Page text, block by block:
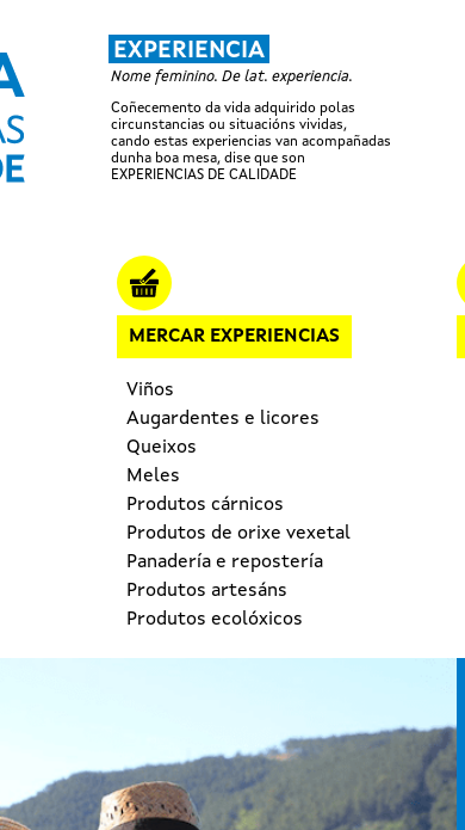
EXPERIENCIA
Nome feminino. De lat. experiencia.
Coñecemento da vida adquirido polas
circunstancias ou situacións vividas,
cando estas experiencias van acompañadas
dunha boa mesa, dise que son
EXPERIENCIAS DE CALIDADE
MERCAR EXPERIENCIAS
Viños
Augardentes e licores
Queixos
Meles
Produtos cárnicos
Produtos de orixe vexetal
Panadería e repostería
Produtos artesáns
Produtos ecolóxicos